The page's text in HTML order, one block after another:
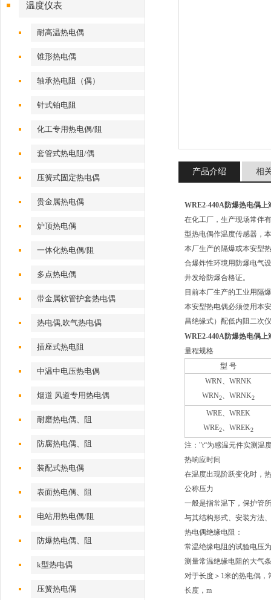
温度仪表
耐高温热电偶
锥形热电偶
轴承热电阻（偶）
针式铂电阻
化工专用热电偶/阻
套管式热电阻/偶
压簧式固定热电偶
贵金属热电偶
炉顶热电偶
一体化热电偶/阻
多点热电偶
带金属软管护套热电偶
热电偶,吹气热电偶
插座式热电阻
中温中电压热电偶
烟道 风道专用热电偶
耐磨热电偶、阻
防腐热电偶、阻
装配式热电偶
表面热电偶、阻
电站用热电偶/阻
防爆热电偶、阻
k型热电偶
压簧热电偶
产品介绍 相
WRE2-440A防爆热电偶上
在化工厂，生产现场常伴
型热电偶作温度传感器，
本厂生产的隔爆或本安型
合爆炸性环境用防爆电气
井发给防爆合格证。
目前本厂生产的工业用隔
本安型热电偶必须使用本
昌绝缘式）配低内阻二次
WRE2-440A防爆热电偶上
量程规格
型 号
WRN、WRNK
WRN2、WRNK2
WRE、WREK
WRE2、WREK2
注："t“为感温元件实测温
热响应时间
在温度出现阶跃变化时，
公称压力
一般是指常温下，保护管
与其结构形式、安装方法
热电偶绝缘电阻：
常温绝缘电阻的试验电压
测量常温绝缘电阻的大气
对于长度＞1米的热电偶
长度，m